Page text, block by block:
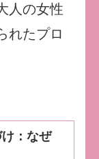
人の女性
れたプロ
：なぜ